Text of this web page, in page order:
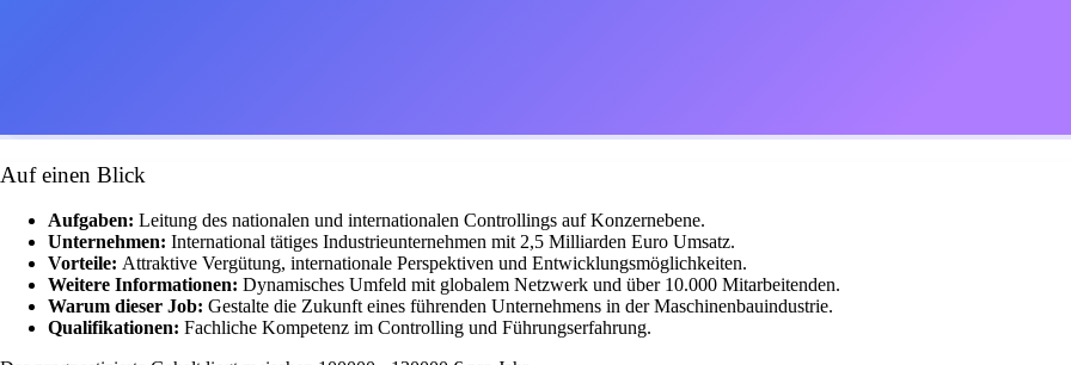
Auf einen Blick
Aufgaben: Leitung des nationalen und internationalen Controllings auf Konzernebene.
Unternehmen: International tätiges Industrieunternehmen mit 2,5 Milliarden Euro Umsatz.
Vorteile: Attraktive Vergütung, internationale Perspektiven und Entwicklungsmöglichkeiten.
Weitere Informationen: Dynamisches Umfeld mit globalem Netzwerk und über 10.000 Mitarbeitenden.
Warum dieser Job: Gestalte die Zukunft eines führenden Unternehmens in der Maschinenbauindustrie.
Qualifikationen: Fachliche Kompetenz im Controlling und Führungserfahrung.